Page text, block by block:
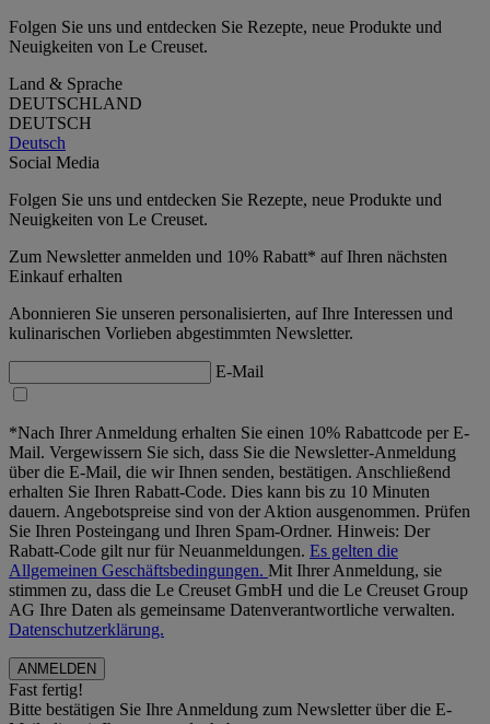
Folgen Sie uns und entdecken Sie Rezepte, neue Produkte und
Neuigkeiten von Le Creuset.
Land & Sprache
DEUTSCHLAND
DEUTSCH
Deutsch
Social Media
Folgen Sie uns und entdecken Sie Rezepte, neue Produkte und
Neuigkeiten von Le Creuset.
Zum Newsletter anmelden und 10% Rabatt* auf Ihren nächsten
Einkauf erhalten
Abonnieren Sie unseren personalisierten, auf Ihre Interessen und
kulinarischen Vorlieben abgestimmten Newsletter.
E-Mail
*Nach Ihrer Anmeldung erhalten Sie einen 10% Rabattcode per E-
Mail. Vergewissern Sie sich, dass Sie die Newsletter-Anmeldung
über die E-Mail, die wir Ihnen senden, bestätigen. Anschließend
erhalten Sie Ihren Rabatt-Code. Dies kann bis zu 10 Minuten
dauern. Angebotspreise sind von der Aktion ausgenommen. Prüfen
Sie Ihren Posteingang und Ihren Spam-Ordner. Hinweis: Der
Rabatt-Code gilt nur für Neuanmeldungen. Es gelten die
Allgemeinen Geschäftsbedingungen. Mit Ihrer Anmeldung, sie
stimmen zu, dass die Le Creuset GmbH und die Le Creuset Group
AG Ihre Daten als gemeinsame Datenverantwortliche verwalten.
Datenschutzerklärung.
Fast fertig!
Bitte bestätigen Sie Ihre Anmeldung zum Newsletter über die E-